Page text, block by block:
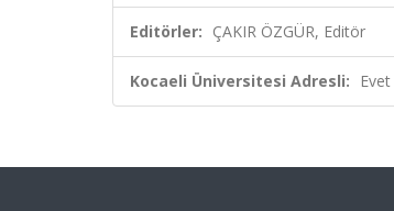
Editörler: ÇAKIR ÖZGÜR, Editör
Kocaeli Üniversitesi Adresli: Evet